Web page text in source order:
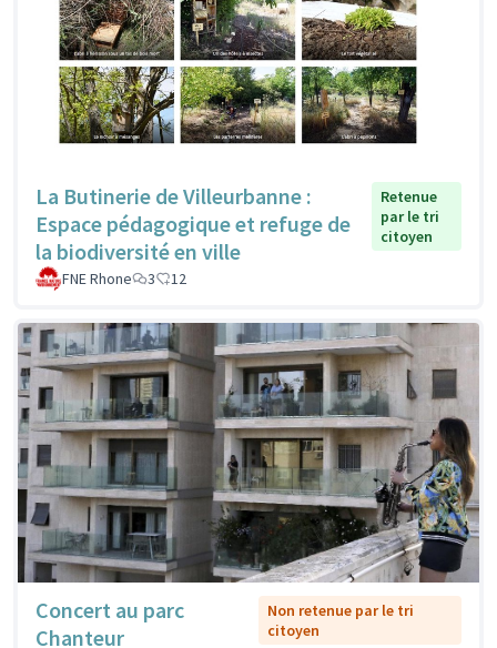
La Butinerie de Villeurbanne :
Espace pédagogique et refuge de
la biodiversité en ville
Retenue
par le tri
citoyen
FNE Rhone 3 12
Concert au parc
Chanteur
Non retenue par le tri
citoyen